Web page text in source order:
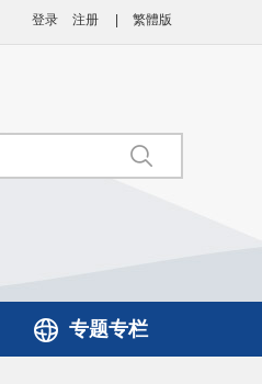
登录 注册 繁體版
专题专栏